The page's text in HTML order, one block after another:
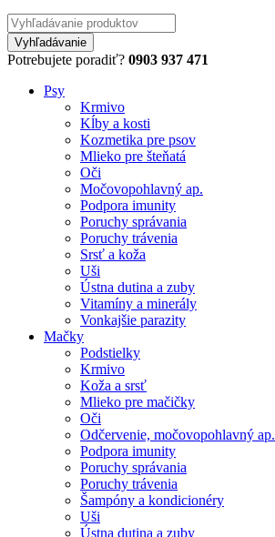
Potrebujete poradiť? 0903 937 471
Psy
Krmivo
Kĺby a kosti
Kozmetika pre psov
Mlieko pre šteňatá
Oči
Močovopohlavný ap.
Podpora imunity
Poruchy správania
Poruchy trávenia
Srsť a koža
Uši
Ústna dutina a zuby
Vitamíny a minerály
Vonkajšie parazity
Mačky
Podstielky
Krmivo
Koža a srsť
Mlieko pre mačičky
Oči
Odčervenie, močovopohlavný ap.
Podpora imunity
Poruchy správania
Poruchy trávenia
Šampóny a kondicionéry
Uši
Ústna dutina a zuby